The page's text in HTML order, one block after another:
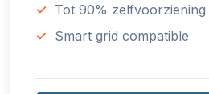
Tot 90% zelfvoorziening
Smart grid compatible